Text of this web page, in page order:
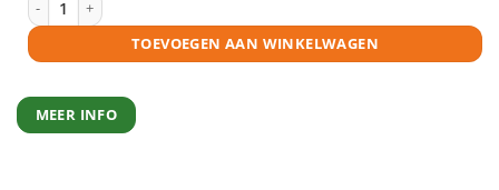
TOEVOEGEN AAN WINKELWAGEN
MEER INFO